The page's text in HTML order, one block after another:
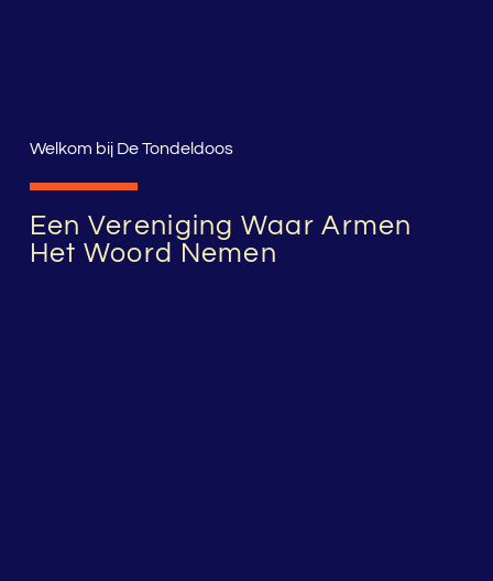
Welkom bij De Tondeldoos
Een Vereniging Waar Armen
Het Woord Nemen